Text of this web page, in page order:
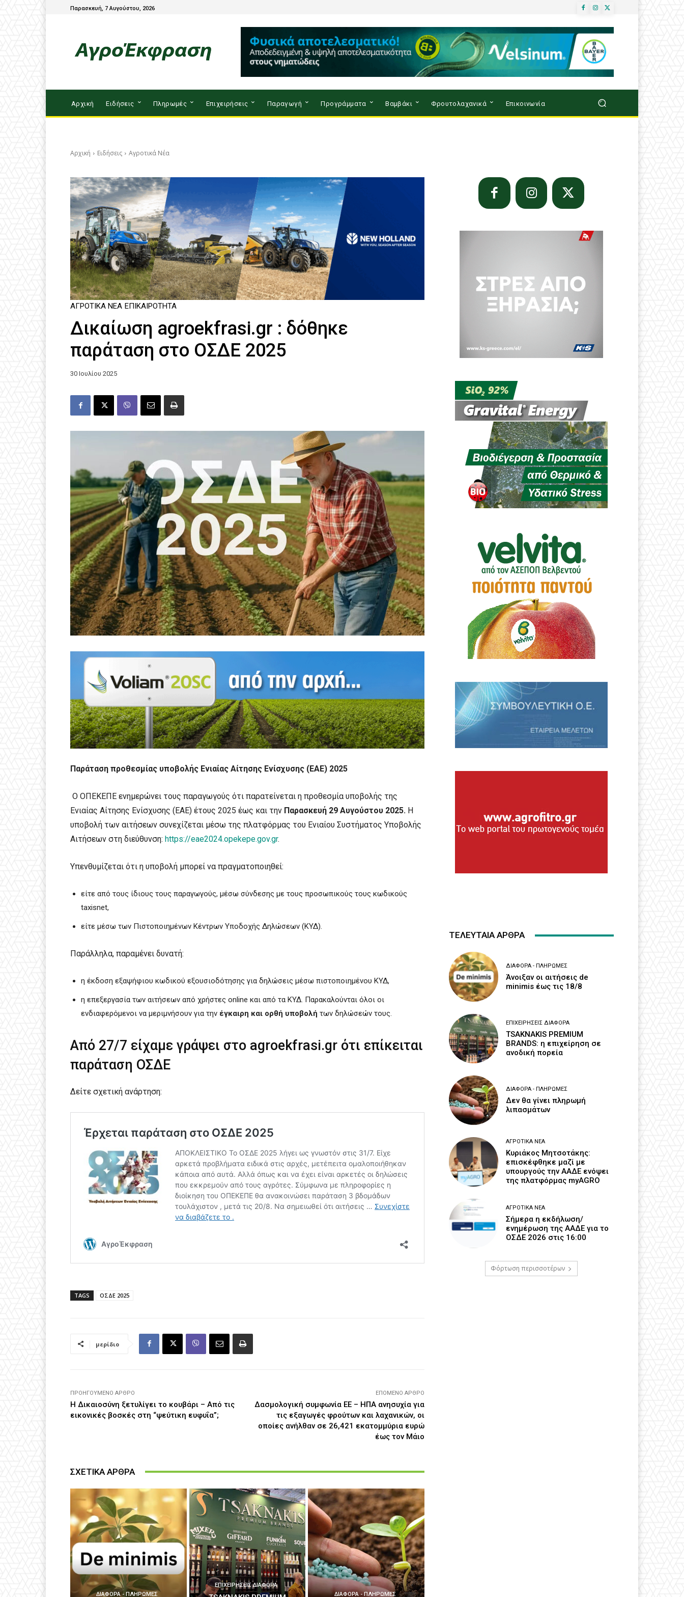
Παρασκευή, 7 Αυγούστου, 2026
Αρχική Ειδήσεις Πληρωμές Επιχειρήσεις Παραγωγή Προγράμματα Βαμβάκι Φρουτολαχανικά Επικοινωνία
Αρχική Ειδήσεις Αγροτικά Νέα
ΑΓΡΟΤΙΚΆ ΝΈΑ ΕΠΙΚΑΙΡΌΤΗΤΑ
Δικαίωση agroekfrasi.gr : δόθηκε
παράταση στο ΟΣΔΕ 2025
30 Ιουλίου 2025
Παράταση προθεσμίας υποβολής Ενιαίας Αίτησης Ενίσχυσης (ΕΑΕ) 2025
Ο ΟΠΕΚΕΠΕ ενημερώνει τους παραγωγούς ότι παρατείνεται η προθεσμία υποβολής της
Ενιαίας Αίτησης Ενίσχυσης (ΕΑΕ) έτους 2025 έως και την Παρασκευή 29 Αυγούστου 2025. Η
υποβολή των αιτήσεων συνεχίζεται μέσω της πλατφόρμας του Ενιαίου Συστήματος Υποβολής
Αιτήσεων στη διεύθυνση: https://eae2024.opekepe.gov.gr.
Υπενθυμίζεται ότι η υποβολή μπορεί να πραγματοποιηθεί:
είτε από τους ίδιους τους παραγωγούς, μέσω σύνδεσης με τους προσωπικούς τους κωδικούς
taxisnet,
είτε μέσω των Πιστοποιημένων Κέντρων Υποδοχής Δηλώσεων (ΚΥΔ).
Παράλληλα, παραμένει δυνατή:
η έκδοση εξαψήφιου κωδικού εξουσιοδότησης για δηλώσεις μέσω πιστοποιημένου ΚΥΔ,
η επεξεργασία των αιτήσεων από χρήστες online και από τα ΚΥΔ. Παρακαλούνται όλοι οι
ενδιαφερόμενοι να μεριμνήσουν για την έγκαιρη και ορθή υποβολή των δηλώσεών τους.
Από 27/7 είχαμε γράψει στο agroekfrasi.gr ότι επίκειται
παράταση ΟΣΔΕ
Δείτε σχετική ανάρτηση:
TAGS ΟΣΔΕ 2025
μερίδιο
ΠΡΟΗΓΟΎΜΕΝΟ ΆΡΘΡΟ
Η Δικαιοσύνη ξετυλίγει το κουβάρι – Από τις
εικονικές βοσκές στη “ψεύτικη ευφυΐα”;
ΕΠΌΜΕΝΟ ΆΡΘΡΟ
Δασμολογική συμφωνία ΕΕ – ΗΠΑ ανησυχία για
τις εξαγωγές φρούτων και λαχανικών, οι
οποίες ανήλθαν σε 26,421 εκατομμύρια ευρώ
έως τον Μάιο
ΣΧΕΤΙΚΑ ΑΡΘΡΑ
ΔΙΆΦΟΡΑ - ΠΛΗΡΩΜΈΣ
ΕΠΙΧΕΙΡΉΣΕΙΣ ΔΙΆΦΟΡΑ
ΔΙΆΦΟΡΑ - ΠΛΗΡΩΜΈΣ
ΤΕΛΕΥΤΑΙΑ ΑΡΘΡΑ
ΔΙΆΦΟΡΑ - ΠΛΗΡΩΜΈΣ
Άνοιξαν οι αιτήσεις de
minimis έως τις 18/8
ΕΠΙΧΕΙΡΉΣΕΙΣ ΔΙΆΦΟΡΑ
TSAKNAKIS PREMIUM
BRANDS: η επιχείρηση σε
ανοδική πορεία
ΔΙΆΦΟΡΑ - ΠΛΗΡΩΜΈΣ
Δεν θα γίνει πληρωμή
λιπασμάτων
ΑΓΡΟΤΙΚΆ ΝΈΑ
Κυριάκος Μητσοτάκης:
επισκέφθηκε μαζί με
υπουργούς την ΑΑΔΕ ενόψει
της πλατφόρμας myAGRO
ΑΓΡΟΤΙΚΆ ΝΈΑ
Σήμερα η εκδήλωση/
ενημέρωση της ΑΑΔΕ για το
ΟΣΔΕ 2026 στις 16:00
Φόρτωση περισσοτέρων